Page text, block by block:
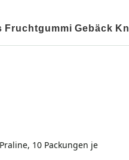
Fruchtgummi Gebäck
10 Packungen je